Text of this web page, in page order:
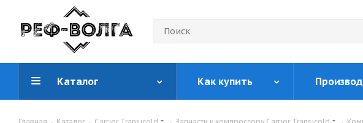
Каталог Как купить